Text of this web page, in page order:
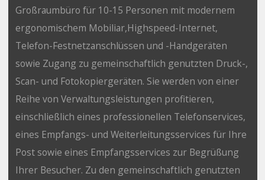
Großraumbüro für 10-15 Personen mit modernem
ergonomischem Mobiliar,Highspeed-Internet,
Telefon-Festnetzanschlüssen und -Handgeräten
sowie Zugang zu gemeinschaftlich genutzten Druck-,
Scan- und Fotokopiergeräten. Sie werden von einer
Reihe von Verwaltungsleistungen profitieren,
einschließlich eines professionellen Telefonservices,
eines Empfangs- und Weiterleitungsservices für Ihre
Post sowie eines Empfangsservices zur Begrüßung
Ihrer Besucher. Zu den gemeinschaftlich genutzten